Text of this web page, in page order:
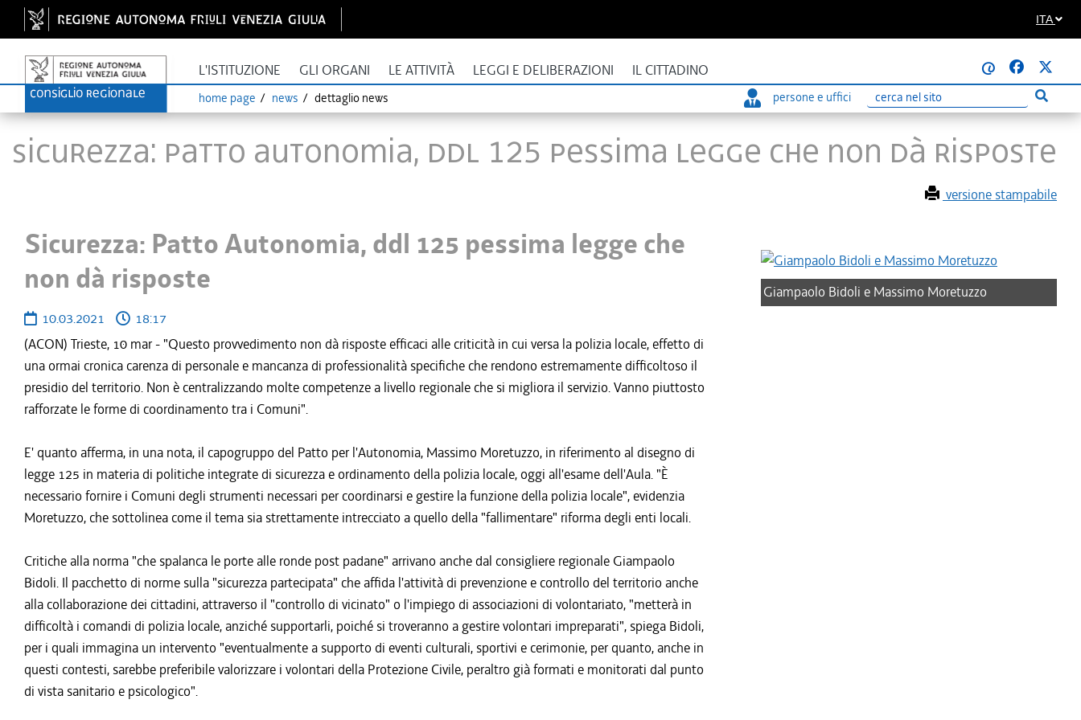
ITA
L'ISTITUZIONE GLI ORGANI LE ATTIVITÀ LEGGI E DELIBERAZIONI IL CITTADINO @
home page news dettaglio news persone e uffici
Ricerca Esegui
Sicurezza: Patto Autonomia, ddl 125 pessima legge che non dà risposte
versione stampabile
Sicurezza: Patto Autonomia, ddl 125 pessima legge che
non dà risposte
10.03.2021
18:17
(ACON) Trieste, 10 mar - "Questo provvedimento non dà risposte efficaci alle criticità in cui versa la polizia locale, effetto di
una ormai cronica carenza di personale e mancanza di professionalità specifiche che rendono estremamente difficoltoso il
presidio del territorio. Non è centralizzando molte competenze a livello regionale che si migliora il servizio. Vanno piuttosto
rafforzate le forme di coordinamento tra i Comuni".
E' quanto afferma, in una nota, il capogruppo del Patto per l'Autonomia, Massimo Moretuzzo, in riferimento al disegno di
legge 125 in materia di politiche integrate di sicurezza e ordinamento della polizia locale, oggi all'esame dell'Aula. "È
necessario fornire i Comuni degli strumenti necessari per coordinarsi e gestire la funzione della polizia locale", evidenzia
Moretuzzo, che sottolinea come il tema sia strettamente intrecciato a quello della "fallimentare" riforma degli enti locali.
Critiche alla norma "che spalanca le porte alle ronde post padane" arrivano anche dal consigliere regionale Giampaolo
Bidoli. Il pacchetto di norme sulla "sicurezza partecipata" che affida l'attività di prevenzione e controllo del territorio anche
alla collaborazione dei cittadini, attraverso il "controllo di vicinato" o l'impiego di associazioni di volontariato, "metterà in
difficoltà i comandi di polizia locale, anziché supportarli, poiché si troveranno a gestire volontari impreparati", spiega Bidoli,
per i quali immagina un intervento "eventualmente a supporto di eventi culturali, sportivi e cerimonie, per quanto, anche in
questi contesti, sarebbe preferibile valorizzare i volontari della Protezione Civile, peraltro già formati e monitorati dal punto
di vista sanitario e psicologico".
Giampaolo Bidoli e Massimo Moretuzzo